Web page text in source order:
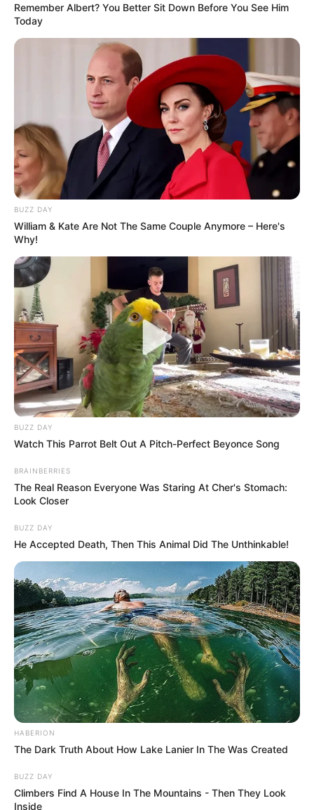
Remember Albert? You Better Sit Down Before You See Him
Today
BUZZ DAY
William & Kate Are Not The Same Couple Anymore – Here's
Why!
BUZZ DAY
Watch This Parrot Belt Out A Pitch-Perfect Beyonce Song
BRAINBERRIES
The Real Reason Everyone Was Staring At Cher's Stomach:
Look Closer
BUZZ DAY
He Accepted Death, Then This Animal Did The Unthinkable!
HABERION
The Dark Truth About How Lake Lanier In The Was Created
BUZZ DAY
Climbers Find A House In The Mountains - Then They Look
Inside